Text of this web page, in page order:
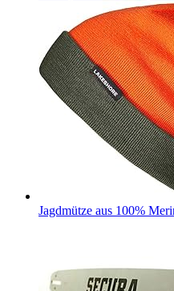
Jagdmütze aus 100%